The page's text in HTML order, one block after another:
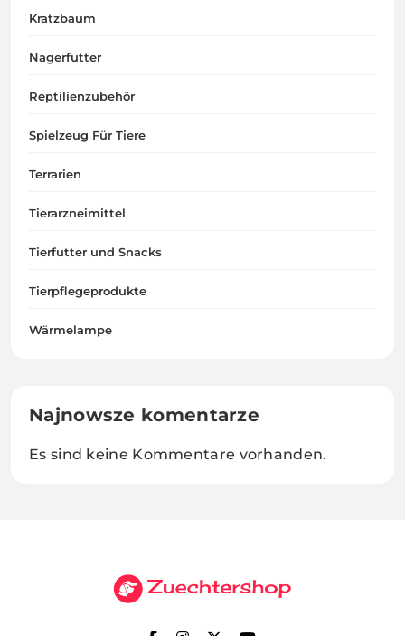
Kratzbaum
Nagerfutter
Reptilienzubehör
Spielzeug Für Tiere
Terrarien
Tierarzneimittel
Tierfutter und Snacks
Tierpflegeprodukte
Wärmelampe
Najnowsze komentarze
Es sind keine Kommentare vorhanden.